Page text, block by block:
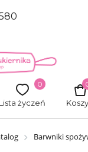
Lista życzeń
0
Barwniki